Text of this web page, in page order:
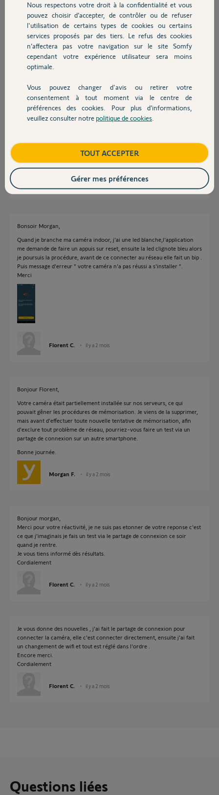
Chauffage
Autres produits
Devis avec un pro
Contact
Merci, pour vos réponses.
Cordialement
Florent C.
Réponses
d'erreur ?
Morgan F. il y a 2 mois
Bonsoir Morgan,
Quand je branche ma caméra indoor, j'ai une led blanche,l'application
me demande de faire un appuis sur reset, ensuite la led clignote bleu alors
je poursuis la procédure, avant de ce connecter au réseau elle fait un bip .
Puis message d'erreur " votre caméra n'a pas réussi a s'installer ".
Merci
Florent C. il y a 2 mois
Bonjour Florent,
Votre caméra était partiellement installée sur nos serveurs, ce qui
pouvait gêner les procédures de mémorisation. Je viens de la supprimer,
mais avant d'effectuer toute nouvelle tentative de mémorisation, afin
d'exclure tout problème de réseau, pourriez-vous faire un test via un
partage de connexion sur un autre smartphone.
Bonne journée.
Morgan F. il y a 2 mois
Bonjour morgan,
Merci pour votre réactivité, je ne suis pas etonner de votre reponse c'est
ce que j'imaginais je fais un test via le partage de connexion ce soir
quand je rentre.
Je vous tiens informé dès résultats.
Cordialement
Florent C. il y a 2 mois
Je vous donne des nouvelles , j'ai fait le partage de connexion pour
connecter la caméra, elle c'est connecter directement, ensuite j'ai fait
un changement de wifi et tout est réglé dans l'ordre .
Encore merci.
Cordialement
Florent C. il y a 2 mois
Questions liées
Nous respectons votre droit à la confidentialité et vous
pouvez choisir d’accepter, de contrôler ou de refuser
l'utilisation de certains types de cookies ou certains
services proposés par des tiers. Le refus des cookies
n’affectera pas votre navigation sur le site Somfy
cependant votre expérience utilisateur sera moins
optimale.
Vous pouvez changer d'avis ou retirer votre
consentement à tout moment via le centre de
préférences des cookies. Pour plus d’informations,
veuillez consulter notre politique de cookies
TOUT ACCEPTER
Gérer mes préférences